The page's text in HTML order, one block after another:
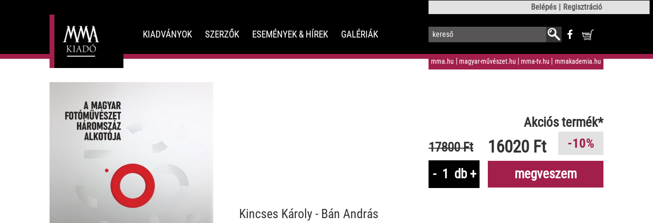
Belépés Regisztráció
mma.hu magyar-művészet.hu mma-tv.hu mmakademia.hu
KIADVÁNYOK SZERZŐK ESEMÉNYEK & HÍREK GALÉRIÁK
Akciós termék*
17800 Ft
16020 Ft
-10%
-
db + megveszem
Kincses Károly - Bán András